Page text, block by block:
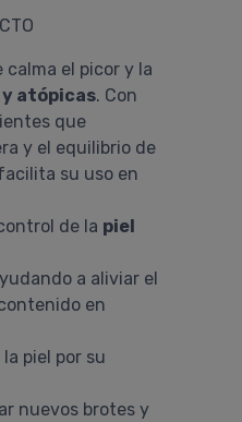
calma el picor y la
y atópicas. Con
que
y el equilibrio de
su uso en
de la piel
a aliviar el
en
piel por su
nuevos brotes y